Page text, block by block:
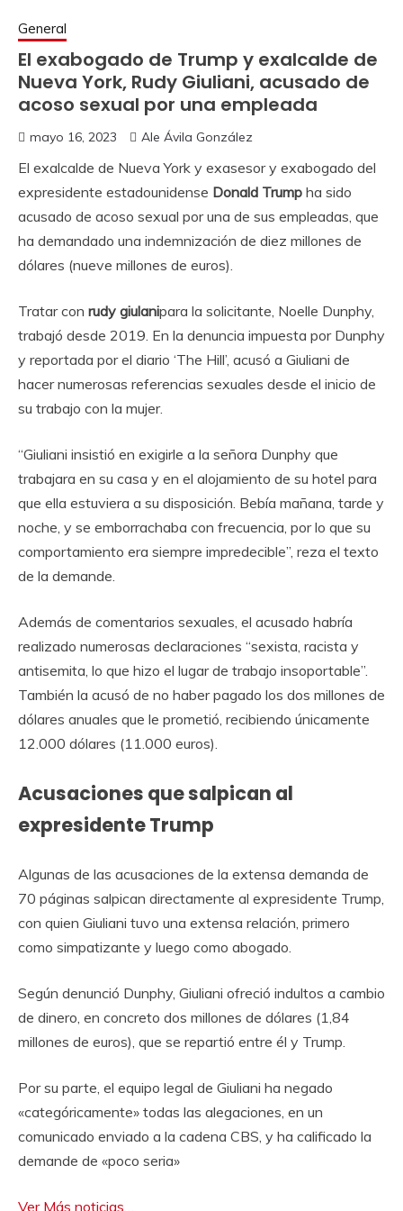
General
El exabogado de Trump y exalcalde de
Nueva York, Rudy Giuliani, acusado de
acoso sexual por una empleada
mayo 16, 2023 Ale Ávila González
El exalcalde de Nueva York y exasesor y exabogado del
expresidente estadounidense Donald Trump ha sido
acusado de acoso sexual por una de sus empleadas, que
ha demandado una indemnización de diez millones de
dólares (nueve millones de euros).
Tratar con rudy giulanipara la solicitante, Noelle Dunphy,
trabajó desde 2019. En la denuncia impuesta por Dunphy
y reportada por el diario ‘The Hill’, acusó a Giuliani de
hacer numerosas referencias sexuales desde el inicio de
su trabajo con la mujer.
“Giuliani insistió en exigirle a la señora Dunphy que
trabajara en su casa y en el alojamiento de su hotel para
que ella estuviera a su disposición. Bebía mañana, tarde y
noche, y se emborrachaba con frecuencia, por lo que su
comportamiento era siempre impredecible”, reza el texto
de la demande.
Además de comentarios sexuales, el acusado habría
realizado numerosas declaraciones “sexista, racista y
antisemita, lo que hizo el lugar de trabajo insoportable”.
También la acusó de no haber pagado los dos millones de
dólares anuales que le prometió, recibiendo únicamente
12.000 dólares (11.000 euros).
Acusaciones que salpican al
expresidente Trump
Algunas de las acusaciones de la extensa demanda de
70 páginas salpican directamente al expresidente Trump,
con quien Giuliani tuvo una extensa relación, primero
como simpatizante y luego como abogado.
Según denunció Dunphy, Giuliani ofreció indultos a cambio
de dinero, en concreto dos millones de dólares (1,84
millones de euros), que se repartió entre él y Trump.
Por su parte, el equipo legal de Giuliani ha negado
«categóricamente» todas las alegaciones, en un
comunicado enviado a la cadena CBS, y ha calificado la
demande de «poco seria»
Ver Más noticias…